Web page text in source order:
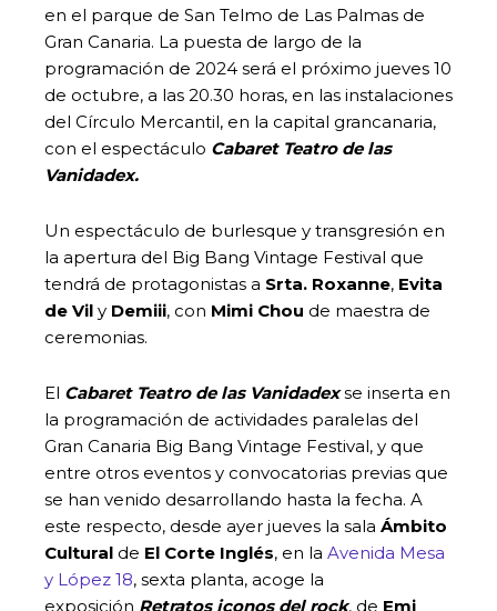
en el parque de San Telmo de Las Palmas de
Gran Canaria. La puesta de largo de la
programación de 2024 será el próximo jueves 10
de octubre, a las 20.30 horas, en las instalaciones
del Círculo Mercantil, en la capital grancanaria,
con el espectáculo Cabaret Teatro de las
Vanidadex.
Un espectáculo de burlesque y transgresión en
la apertura del Big Bang Vintage Festival que
tendrá de protagonistas a Srta. Roxanne, Evita
de Vil y Demiii, con Mimi Chou de maestra de
ceremonias.
El Cabaret Teatro de las Vanidadexse inserta en
la programación de actividades paralelas del
Gran Canaria Big Bang Vintage Festival, y que
entre otros eventos y convocatorias previas que
se han venido desarrollando hasta la fecha. A
este respecto, desde ayer jueves la sala Ámbito
Cultural de El Corte Inglés, en la Avenida Mesa
y López 18, sexta planta, acoge la
exposición Retratos iconos del rock, de Emi